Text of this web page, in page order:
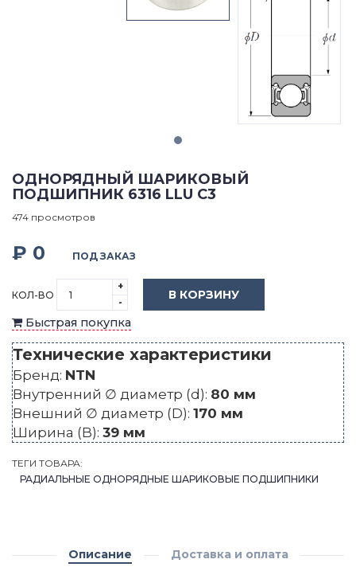
ОДНОРЯДНЫЙ ШАРИКОВЫЙ
ПОДШИПНИК 6316 LLU C3
474 просмотров
₽ 0 ПОД ЗАКАЗ
КОЛ-ВО
+
-
В КОРЗИНУ
Быстрая покупка
Технические характеристики
Бренд: NTN
Внутренний ∅ диаметр (d): 80 мм
Внешний ∅ диаметр (D): 170 мм
Ширина (B): 39 мм
ТЕГИ ТОВАРА:
РАДИАЛЬНЫЕ ОДНОРЯДНЫЕ ШАРИКОВЫЕ ПОДШИПНИКИ
Описание Доставка и оплата